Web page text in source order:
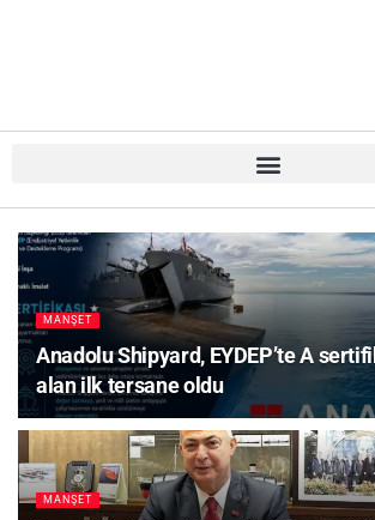
MANŞET
Anadolu Shipyard, EYDEP’te A
alan ilk tersane oldu
MANŞET